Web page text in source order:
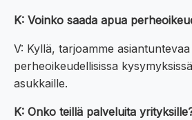
K: Voinko saada apua
V: Kyllä, tarjoamme
perheoikeudellisissa
asukkaille.
K: Onko teillä palveluita